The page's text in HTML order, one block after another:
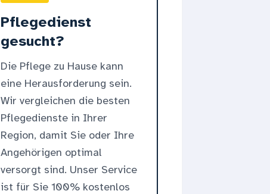
Pflegedienst
gesucht?
Die Pflege zu Hause kann
eine Herausforderung sein.
Wir vergleichen die besten
Pflegedienste in Ihrer
Region, damit Sie oder Ihre
Angehörigen optimal
versorgt sind. Unser Service
ist für Sie 100% kostenlos